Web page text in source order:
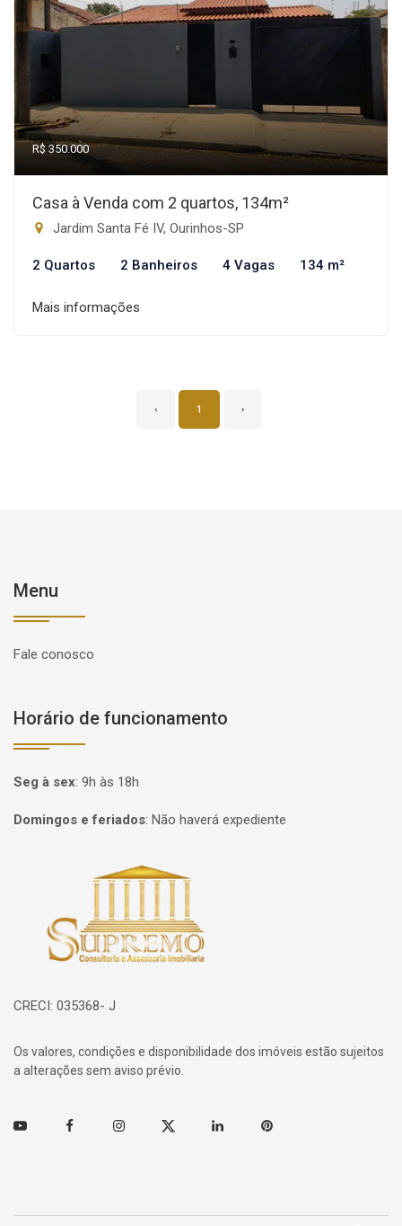
R$ 350.000
Casa à Venda com 2 quartos, 134m²
Jardim Santa Fé IV, Ourinhos-SP
2 Quartos 2 Banheiros 4 Vagas 134 m²
Mais informações
‹ 1 ›
Menu
Fale conosco
Horário de funcionamento
Seg à sex: 9h às 18h
Domingos e feriados: Não haverá expediente
Página inicial
CRECI: 035368- J
Os valores, condições e disponibilidade dos imóveis estão sujeitos
a alterações sem aviso prévio.
Youtube FacebookInstagramTwitter Linkedin Pinterest